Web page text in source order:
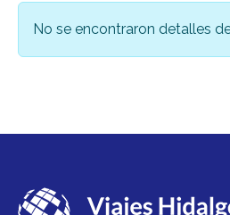
No se encontraron detalles